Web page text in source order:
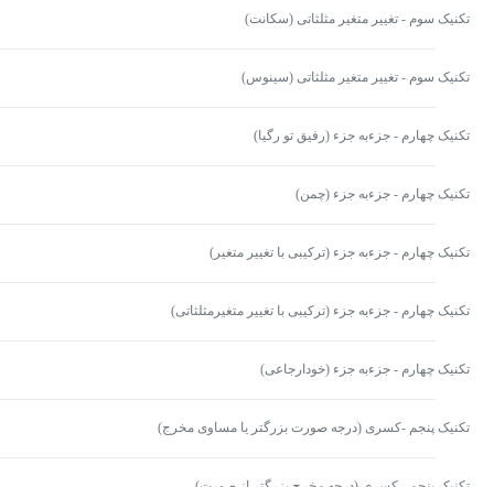
تکنیک سوم - تغییر متغیر مثلثاتی (سکانت)
تکنیک سوم - تغییر متغیر مثلثاتی (سینوس)
تکنیک چهارم - جزءبه جزء (رفیق تو رگیا)
تکنیک چهارم - جزءبه جزء (چمن)
تکنیک چهارم - جزءبه جزء (ترکیبی با تغییر متغیر)
تکنیک چهارم - جزءبه جزء (ترکیبی با تغییر متغیرمثلثاتی)
تکنیک چهارم - جزءبه جزء (خودارجاعی)
تکنیک پنجم -کسری (درجه صورت بزرگتر یا مساوی مخرج)